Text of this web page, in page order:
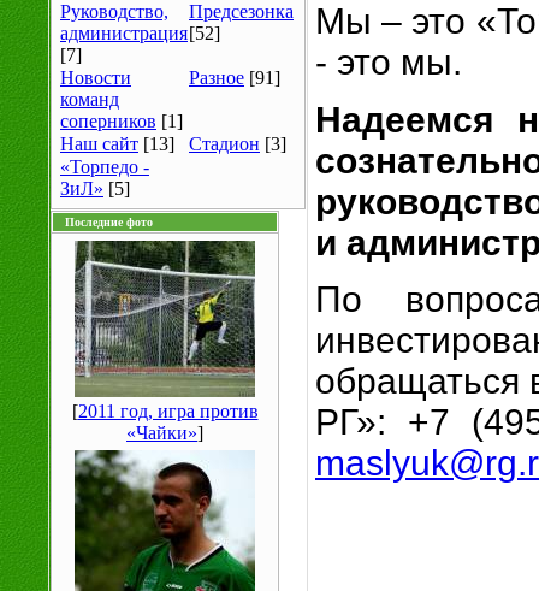
Руководство,
администрация
[7]
Предсезонка
[52]
Новости
команд
соперников [1]
Разное [91]
Наш сайт [13] Стадион [3]
«Торпедо -
ЗиЛ» [5]
Последние фото
[2011 год, игра против
«Чайки»]
Мы – это
- это мы.
Надеемся
и
По
обращаться
РГ»: +7
maslyuk@rg.